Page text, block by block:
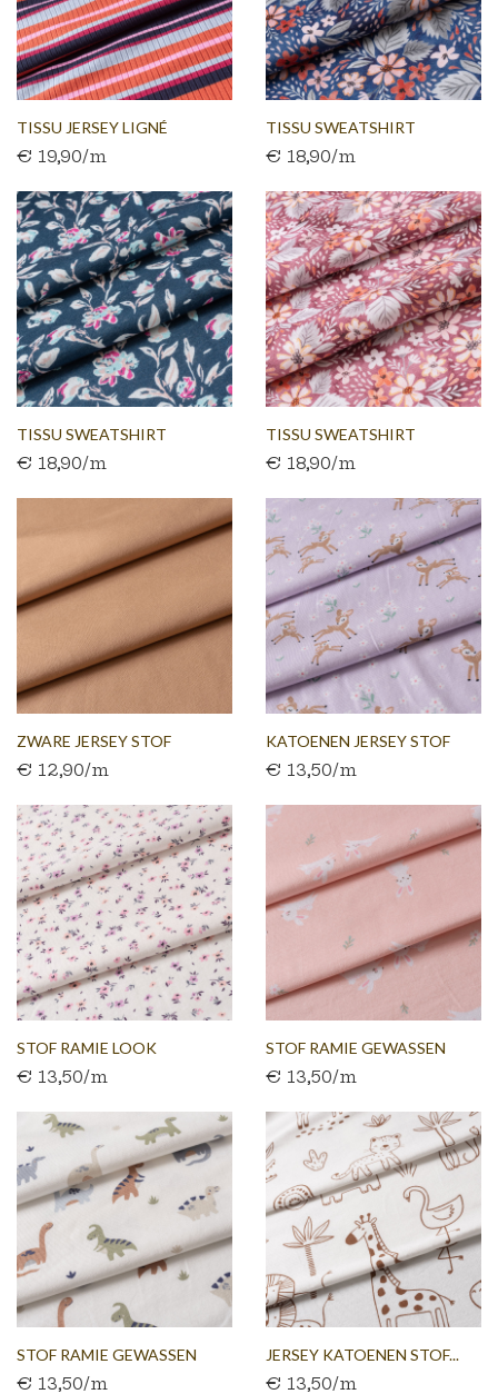
TISSU JERSEY LIGNÉ
VINTAGE...
€ 19,90/m
TISSU SWEATSHIRT
BROSSÉ...
€ 18,90/m
TISSU SWEATSHIRT
BROSSÉ...
€ 18,90/m
TISSU SWEATSHIRT
BROSSÉ...
€ 18,90/m
ZWARE JERSEY STOF
MILANO CAMEL
€ 12,90/m
KATOENEN JERSEY STOF
PARMA...
€ 13,50/m
STOF RAMIE LOOK
GEWASSEN...
€ 13,50/m
STOF RAMIE GEWASSEN
LINNEN...
€ 13,50/m
STOF RAMIE GEWASSEN
LINNEN...
€ 13,50/m
JERSEY KATOENEN STOF...
€ 13,50/m